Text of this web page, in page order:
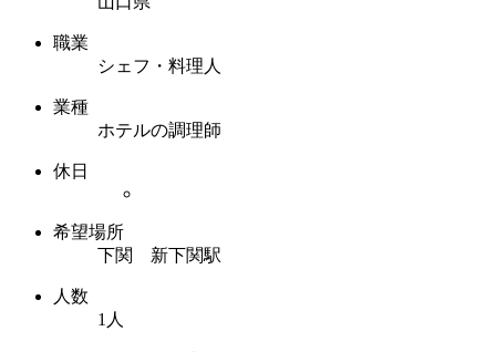
職業
シェフ・料理人
業種
ホテルの調理師
休日
希望場所
下関 新下関駅
人数
1人